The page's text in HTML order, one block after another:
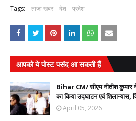
Tags: ताजा खबर देश प्रदेश
आपको ये पोस्ट पसंद आ सकती हैं
Bihar CM/ सीएम नीतीश कुमार ने
का किया उद्घाटन एवं शिलान्यास,
April 05, 2026